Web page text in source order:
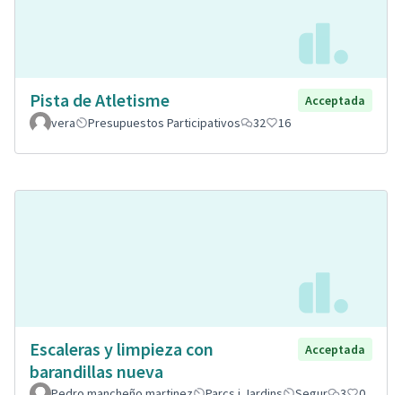
Pista de Atletisme
Acceptada
vera
Presupuestos Participativos 32 16
Escaleras y limpieza con
barandillas nueva
Acceptada